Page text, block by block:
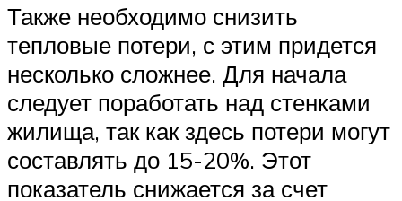
Также необходимо снизить
тепловые потери, с этим придется
несколько сложнее. Для начала
следует поработать над стенками
жилища, так как здесь потери могут
составлять до 15-20%. Этот
показатель снижается за счет